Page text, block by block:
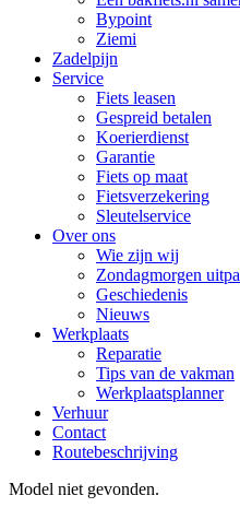
Bypoint
Ziemi
Zadelpijn
Service
Fiets leasen
Gespreid betalen
Koerierdienst
Garantie
Fiets op maat
Fietsverzekering
Sleutelservice
Over ons
Wie zijn wij
Zondagmorgen
Geschiedenis
Nieuws
Werkplaats
Reparatie
Tips van de vakman
Werkplaatsplanner
Verhuur
Contact
Routebeschrijving
Model niet gevonden.